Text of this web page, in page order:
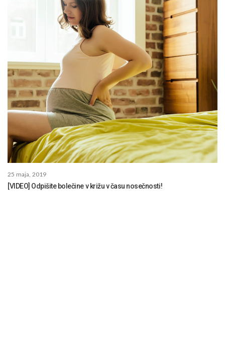
25 maja, 2019
[VIDEO] Odpišite bolečine v križu v času nosečnosti!